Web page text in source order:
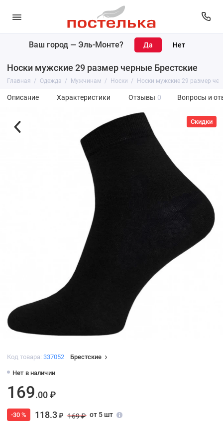
Ваш город — Эль-Монте?
Носки мужские 29 размер черные Брестские
Главная Одежда Мужчинам Носки Носки мужские 29 размер
Описание Характеристики Отзывы 0 Вопросы и
Скидки
Код товара: 337052 Брестские
Нет в наличии
169.00 ₽
-30 % 118.3₽ 169 ₽ от 5 шт